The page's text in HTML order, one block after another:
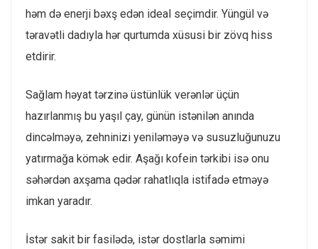
həm də enerji bəxş edən ideal seçimdir. Yüngül və
təravətli dadıyla hər qurtumda xüsusi bir zövq hiss
etdirir.
Sağlam həyat tərzinə üstünlük verənlər üçün
hazırlanmış bu yaşıl çay, günün istənilən anında
dincəlməyə, zehninizi yeniləməyə və susuzluğunuzu
yatırmağa kömək edir. Aşağı kofein tərkibi isə onu
səhərdən axşama qədər rahatlıqla istifadə etməyə
imkan yaradır.
İstər sakit bir fasilədə, istər dostlarla səmimi